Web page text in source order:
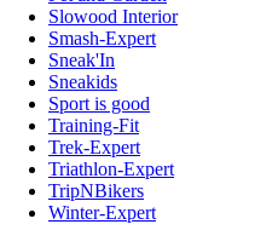
Slowood Interior
Smash-Expert
Sneak'In
Sneakids
Sport is good
Training-Fit
Trek-Expert
Triathlon-Expert
TripNBikers
Winter-Expert